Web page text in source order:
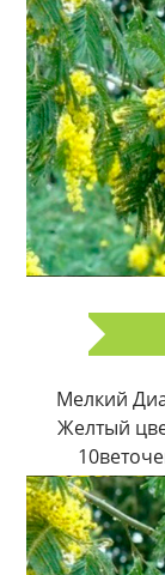
Мелкий
Желтый